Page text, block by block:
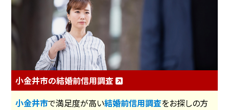
小金井市の結婚前信用調査
小金井市で満足度が高い結婚前信用調査をお探しの方